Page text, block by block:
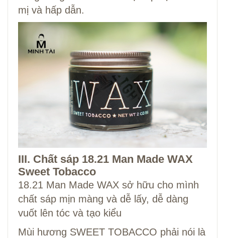
mị và hấp dẫn.
III. Chất sáp 18.21 Man Made WAX
Sweet Tobacco
18.21 Man Made WAX sở hữu cho mình
chất sáp mịn màng và dễ lấy, dễ dàng
vuốt lên tóc và tạo kiểu
Mùi hương SWEET TOBACCO phải nói là